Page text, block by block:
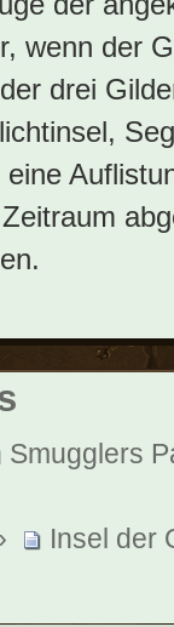
wenn der
drei
eine
Smugglers
Insel der